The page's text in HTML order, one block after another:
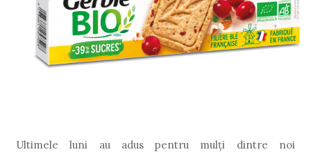
Ultimele luni au adus pentru mulți dintre noi